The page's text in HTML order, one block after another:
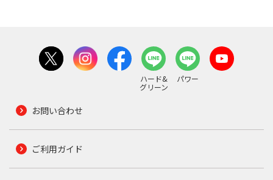
ハード&
グリーン
パワー
お問い合わせ
ご利用ガイド